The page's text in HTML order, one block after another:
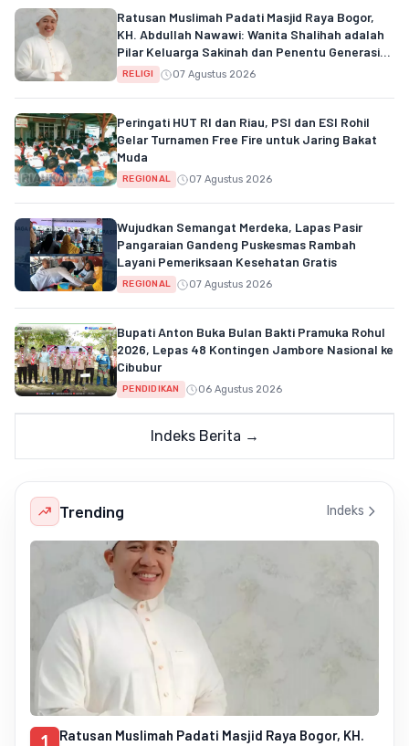
Ratusan Muslimah Padati Masjid Raya Bogor,
KH. Abdullah Nawawi: Wanita Shalihah adalah
Pilar Keluarga Sakinah dan Penentu Generasi
Qur'ani
RELIGI 07 Agustus 2026
Peringati HUT RI dan Riau, PSI dan ESI Rohil
Gelar Turnamen Free Fire untuk Jaring Bakat
Muda
REGIONAL 07 Agustus 2026
Wujudkan Semangat Merdeka, Lapas Pasir
Pangaraian Gandeng Puskesmas Rambah
Layani Pemeriksaan Kesehatan Gratis
REGIONAL 07 Agustus 2026
Bupati Anton Buka Bulan Bakti Pramuka Rohul
2026, Lepas 48 Kontingen Jambore Nasional ke
Cibubur
PENDIDIKAN 06 Agustus 2026
Indeks Berita →
Trending Indeks
1
Ratusan Muslimah Padati Masjid Raya Bogor, KH.